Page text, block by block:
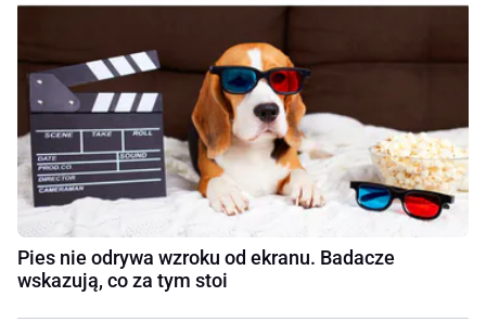
Pies nie odrywa wzroku od ekranu. Badacze
wskazują, co za tym stoi